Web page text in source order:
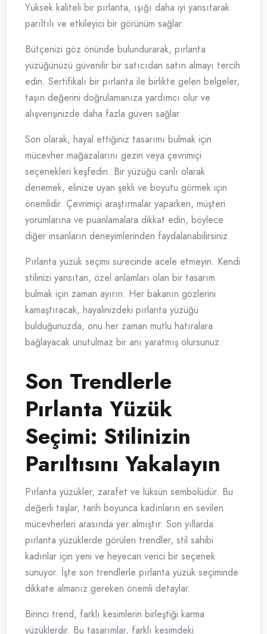
Yüksek kaliteli bir pırlanta, ışığı daha iyi yansıtarak
parıltılı ve etkileyici bir görünüm sağlar.
Bütçenizi göz önünde bulundurarak, pırlanta
yüzüğünüzü güvenilir bir satıcıdan satın almayı tercih
edin. Sertifikalı bir pırlanta ile birlikte gelen belgeler,
taşın değerini doğrulamanıza yardımcı olur ve
alışverişinizde daha fazla güven sağlar.
Son olarak, hayal ettiğiniz tasarımı bulmak için
mücevher mağazalarını gezin veya çevrimiçi
seçenekleri keşfedin. Bir yüzüğü canlı olarak
denemek, elinize uyan şekli ve boyutu görmek için
önemlidir. Çevrimiçi araştırmalar yaparken, müşteri
yorumlarına ve puanlamalara dikkat edin, böylece
diğer insanların deneyimlerinden faydalanabilirsiniz.
Pırlanta yüzük seçimi sürecinde acele etmeyin. Kendi
stilinizi yansıtan, özel anlamları olan bir tasarım
bulmak için zaman ayırın. Her bakanın gözlerini
kamaştıracak, hayalinizdeki pırlanta yüzüğü
bulduğunuzda, onu her zaman mutlu hatıralara
bağlayacak unutulmaz bir anı yaratmış olursunuz.
Son Trendlerle
Pırlanta Yüzük
Seçimi: Stilinizin
Parıltısını Yakalayın
Pırlanta yüzükler, zarafet ve lüksün sembolüdür. Bu
değerli taşlar, tarih boyunca kadınların en sevilen
mücevherleri arasında yer almıştır. Son yıllarda
pırlanta yüzüklerde görülen trendler, stil sahibi
kadınlar için yeni ve heyecan verici bir seçenek
sunuyor. İşte son trendlerle pırlanta yüzük seçiminde
dikkate almanız gereken önemli detaylar.
Birinci trend, farklı kesimlerin birleştiği karma
yüzüklerdir. Bu tasarımlar, farklı kesimdeki